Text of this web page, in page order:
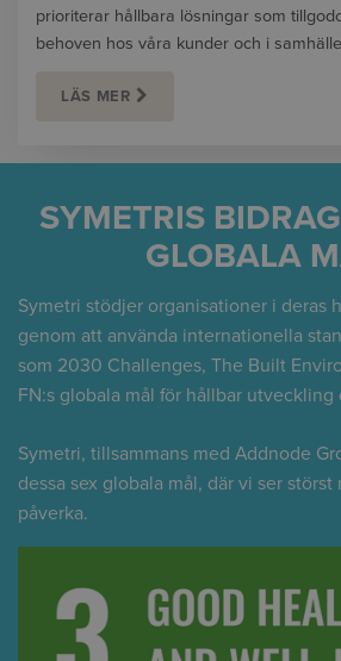
prioriterar hållbara lösningar som
behoven hos våra kunder och i
LÄS MER
SYMETRIS
GLOBALA
Symetri stödjer organisationer i deras
genom att använda internationella
som 2030 Challenges, The Built
FN:s globala mål för hållbar
Symetri, tillsammans med Addnode
dessa sex globala mål, där vi ser
påverka.